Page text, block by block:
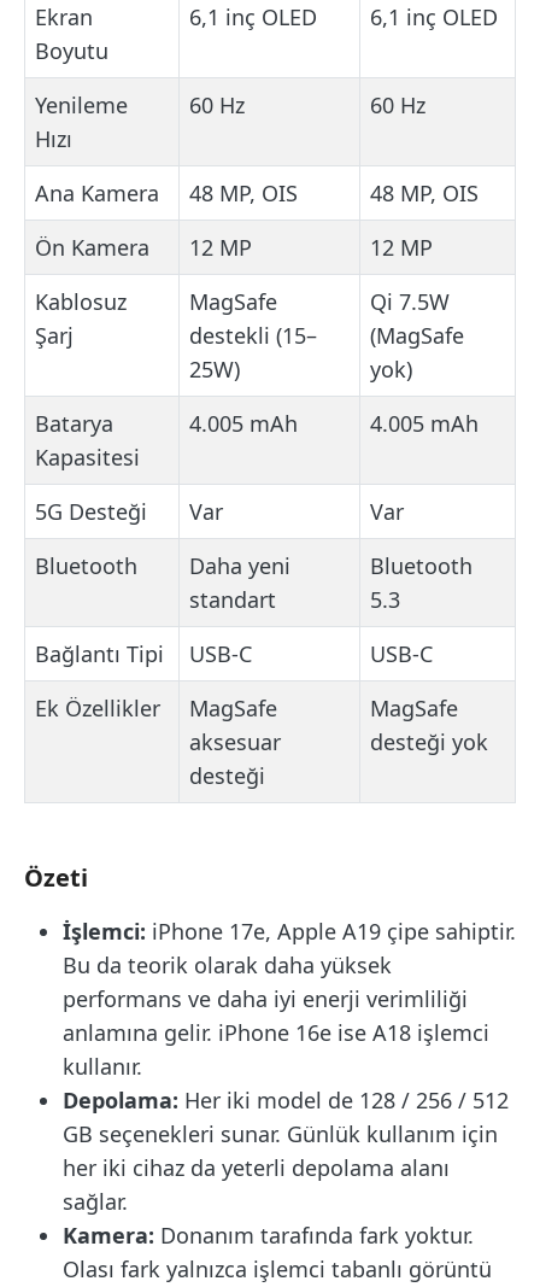
Ekran
Boyutu
6,1 inç OLED 6,1 inç OLED
Yenileme
Hızı
60 Hz 60 Hz
Ana Kamera 48 MP, OIS
48 MP, OIS
Ön Kamera
12 MP
12 MP
Kablosuz
Şarj
MagSafe
destekli (15–
25W)
Qi 7.5W
(MagSafe
yok)
Batarya
Kapasitesi
4.005 mAh 4.005 mAh
5G Desteği Var
Var
Bluetooth
Daha yeni
standart
Bluetooth
5.3
Bağlantı Tipi
USB-C
USB-C
Ek Özellikler
MagSafe
aksesuar
desteği
MagSafe
desteği yok
Özeti
İşlemci: iPhone 17e, Apple A19 çipe sahiptir.
Bu da teorik olarak daha yüksek
performans ve daha iyi enerji verimliliği
anlamına gelir. iPhone 16e ise A18 işlemci
kullanır.
Depolama: Her iki model de 128 / 256 / 512
GB seçenekleri sunar. Günlük kullanım için
her iki cihaz da yeterli depolama alanı
sağlar.
Kamera: Donanım tarafında fark yoktur.
Olası fark yalnızca işlemci tabanlı görüntü